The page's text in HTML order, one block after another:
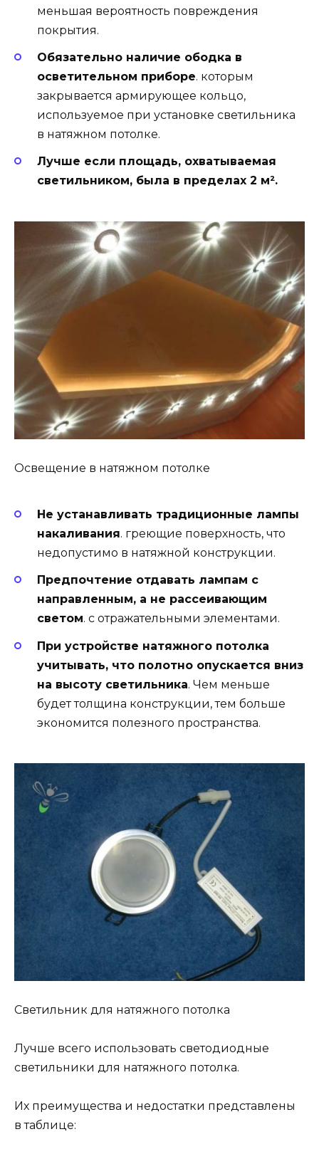
меньшая вероятность повреждения
покрытия.
Обязательно наличие ободка в
осветительном приборе. которым
закрывается армирующее кольцо,
используемое при установке светильника
в натяжном потолке.
Лучше если площадь, охватываемая
светильником, была в пределах 2 м².
Освещение в натяжном потолке
Не устанавливать традиционные лампы
накаливания. греющие поверхность, что
недопустимо в натяжной конструкции.
Предпочтение отдавать лампам с
направленным, а не рассеивающим
светом. с отражательными элементами.
При устройстве натяжного потолка
учитывать, что полотно опускается вниз
на высоту светильника. Чем меньше
будет толщина конструкции, тем больше
экономится полезного пространства.
Светильник для натяжного потолка
Лучше всего использовать светодиодные
светильники для натяжного потолка.
Их преимущества и недостатки представлены
в таблице: